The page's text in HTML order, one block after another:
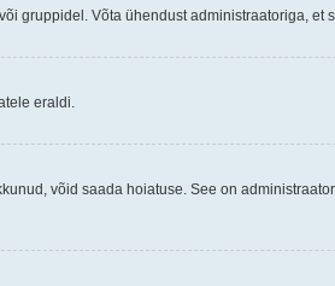
gruppidel. Võta ühendust administraatoriga, et
eraldi.
võid saada hoiatuse. See on